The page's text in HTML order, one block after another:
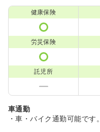
健康保険
労災保険
託児所
車通勤
・車・バイク通勤可能です。